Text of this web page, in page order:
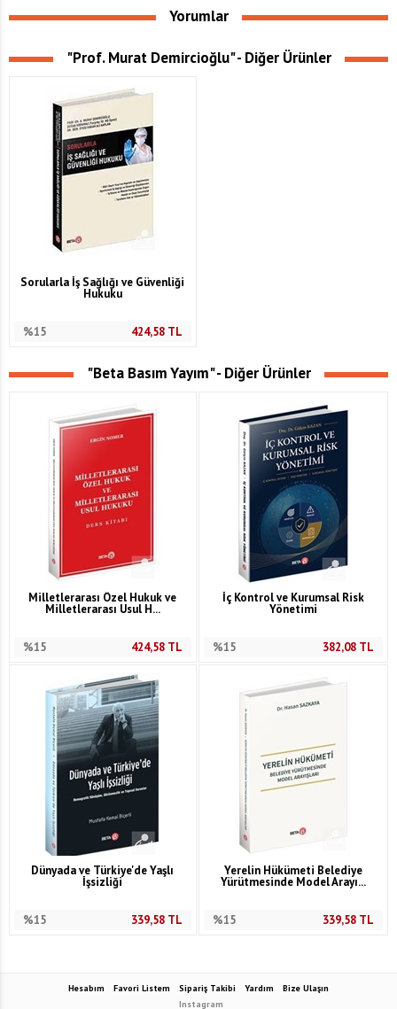
Yorumlar
"Prof. Murat Demircioğlu" - Diğer Ürünler
Sorularla İş Sağlığı ve Güvenliği
Hukuku
%15 424,58TL
"Beta Basım Yayım" - Diğer Ürünler
Milletlerarası Özel Hukuk ve
Milletlerarası Usul H...
%15 424,58TL
İç Kontrol ve Kurumsal Risk
Yönetimi
%15 382,08 TL
Dünyada ve Türkiye'de Yaşlı
İşsizliği
%15 339,58TL
Yerelin Hükümeti Belediye
Yürütmesinde Model Arayı...
%15 339,58 TL
Hesabım Favori Listem Sipariş Takibi Yardım
Bize Ulaşın
Instagram